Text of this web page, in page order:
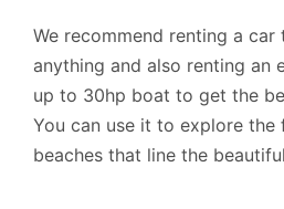
We recommend renting a
anything and also renting an
up to 30hp boat to get the
You can use it to explore the
beaches that line the